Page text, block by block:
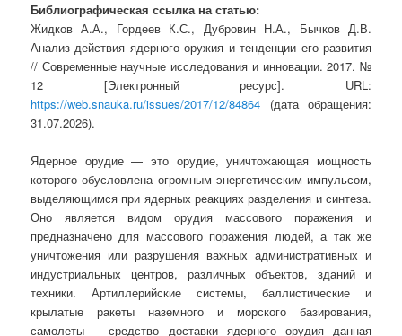
Библиографическая ссылка на статью:
Жидков А.А., Гордеев К.С., Дубровин Н.А., Бычков Д.В.
Анализ действия ядерного оружия и тенденции его развития
// Современные научные исследования и инновации. 2017. №
12 [Электронный ресурс]. URL:
https://web.snauka.ru/issues/2017/12/84864 (дата обращения:
31.07.2026).
Ядерное орудие — это орудие, уничтожающая мощность
которого обусловлена огромным энергетическим импульсом,
выделяющимся при ядерных реакциях разделения и синтеза.
Оно является видом орудия массового поражения и
предназначено для массового поражения людей, а так же
уничтожения или разрушения важных административных и
индустриальных центров, различных объектов, зданий и
техники. Артиллерийские системы, баллистические и
крылатые ракеты наземного и морского базирования,
самолеты – средство доставки ядерного орудия данная